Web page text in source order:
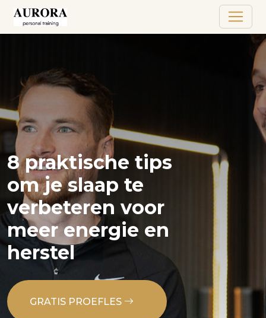
8 praktische tips
om je slaap te
verbeteren voor
meer energie en
herstel
GRATIS PROEFLES